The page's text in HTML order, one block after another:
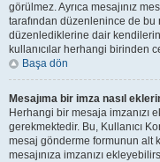
görülmez. Ayrıca mesajınız
tarafından düzenlenince de
düzenlediklerine dair
kullanıcılar herhangi birinden
Başa dön
Mesajıma bir imza nasıl
Herhangi bir mesaja imzanızı
gerekmektedir. Bu, Kullanıcı
mesaj gönderme formunun alt
mesajınıza imzanızı